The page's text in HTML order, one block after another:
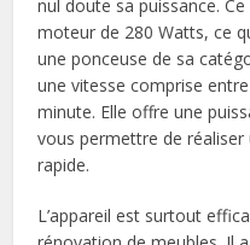
nul doute sa puissance.
moteur de 280 Watts, ce
une ponceuse de sa
une vitesse comprise
minute. Elle offre une
vous permettre de
rapide.
L’appareil est surtout